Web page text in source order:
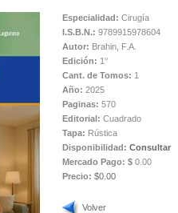
Especialidad: Cirugía
I.S.B.N.: 9789915978604
Autor: Brahin, F.A.
Edición: 1°
Cant. de Tomos: 1
Año: 2025
Paginas: 570
Editorial: Cuadrado
Tapa: Rústica
Disponibilidad: Consultar
Mercado Pago: $ 0.00
Precio: $0.00
Volver